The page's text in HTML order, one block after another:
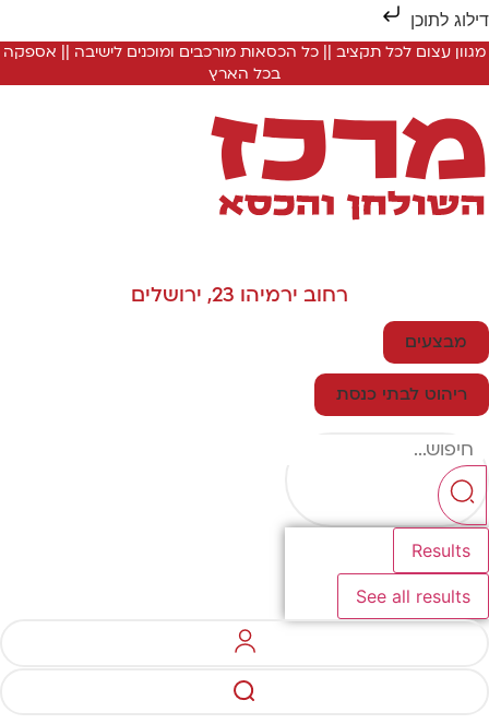
לתוכן
מגוון עצום לכל תקציב || כל הכסאות מורכבים ומוכנים לישיבה || אספקה
בכל הארץ
רחוב ירמיהו 23, ירושלים
מבצעים
ריהוט לבתי כנסת
Results
See all results